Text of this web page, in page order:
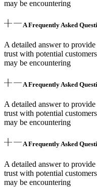
may be encountering
A Frequently Asked
A detailed answer to
trust with potential
may be encountering
A Frequently Asked
A detailed answer to
trust with potential
may be encountering
A Frequently Asked
A detailed answer to
trust with potential
may be encountering